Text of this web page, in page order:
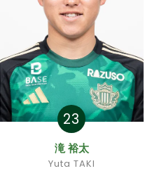
23
滝 裕太
Yuta TAKI